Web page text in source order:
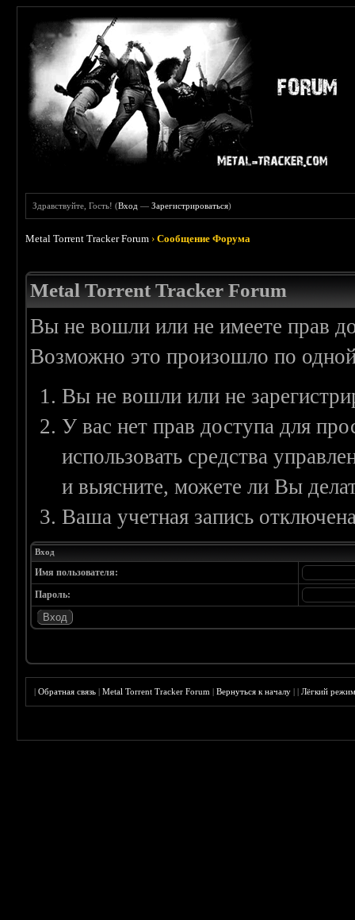
Здравствуйте, Гость! (Вход —Зарегистрироваться)
Metal Torrent Tracker Forum ›Сообщение Форума
Metal Torrent Tracker Forum
Вы не вошли или не имеете прав
Возможно это произошло по
Вы не вошли или не
У вас нет прав доступа для
использовать средства
и выясните, можете ли Вы
Ваша учетная запись
Вход
Имя пользователя:
Пароль:
|Обратная связь |Metal Torrent Tracker Forum |Вернуться к началу ||Лёгкий